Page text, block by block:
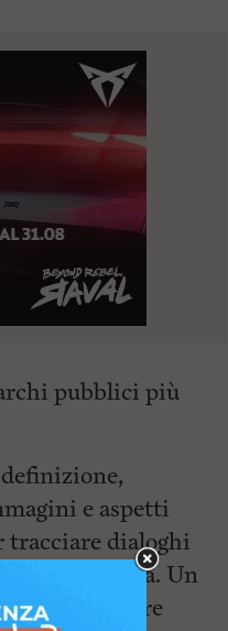
pubblici più
e aspetti
dialoghi
cittadinanza. Un
per dare